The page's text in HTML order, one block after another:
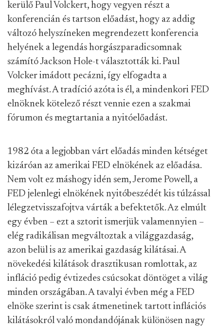
kerülő Paul Volckert, hogy vegyen részt a
konferencián és tartson előadást, hogy az addig
változó helyszíneken megrendezett konferencia
helyének a legendás horgászparadicsomnak
számító Jackson Hole-t választották ki. Paul
Volcker imádott pecázni, így elfogadta a
meghívást. A tradíció azóta is él, a mindenkori FED
elnöknek kötelező részt vennie ezen a szakmai
fórumon és megtartania a nyitóelőadást.
1982 óta a legjobban várt előadás minden kétséget
kizáróan az amerikai FED elnökének az előadása.
Nem volt ez máshogy idén sem, Jerome Powell, a
FED jelenlegi elnökének nyitóbeszédét kis túlzással
lélegzetvisszafojtva várták a befektetők. Az elmúlt
egy évben – ezt a sztorit ismerjük valamennyien –
elég radikálisan megváltoztak a világgazdaság,
azon belül is az amerikai gazdaság kilátásai. A
növekedési kilátások drasztikusan romlottak, az
infláció pedig évtizedes csúcsokat döntöget a világ
minden országában. A tavalyi évben még a FED
elnöke szerint is csak átmenetinek tartott inflációs
kilátásokról való mondandójának különösen nagy